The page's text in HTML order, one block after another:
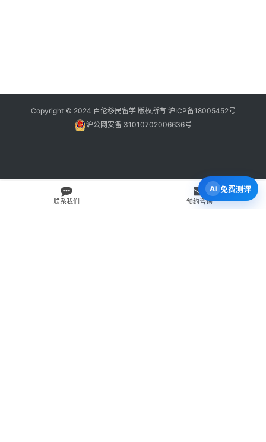
Copyright © 2024 百伦移民留学 版权所有 沪ICP备18005452号
沪公网安备 31010702006636号
联系我们 预约咨询
免费测评